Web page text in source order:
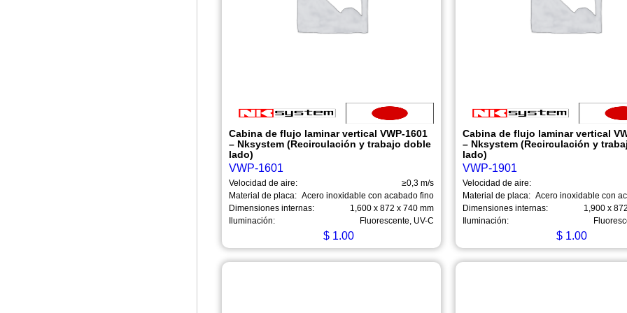
Cabina de flujo laminar vertical VWP-1601
– Nksystem (Recirculación y trabajo doble
lado)
VWP-1601
Velocidad de aire:
≥0,3 m/s
Material de placa: Acero inoxidable con acabado fino
Dimensiones internas:
1,600 x 872 x 740 mm
Iluminación:
Fluorescente, UV-C
$1.00
Cabina de flujo laminar vertical
– Nksystem (Recirculación y
lado)
VWP-1901
Velocidad de aire:
Material de placa: Acero inoxidable con
Dimensiones internas:
1,900 x
Iluminación:
$ 1.00